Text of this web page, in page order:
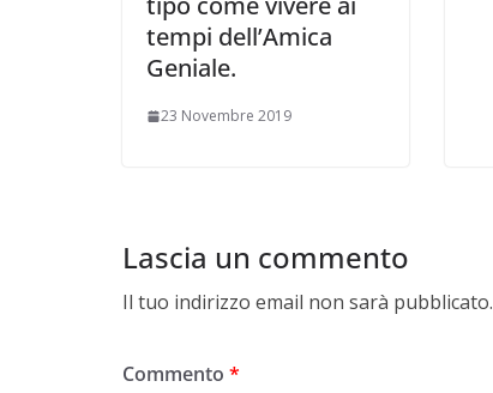
tempi dell’Amica
Geniale.
23 Novembre 2019
Lascia un commento
Il tuo indirizzo email non sarà pubblicato.
Commento *